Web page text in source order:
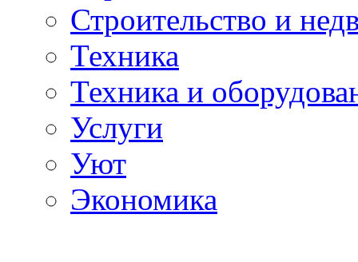
Строительство и
Техника
Техника и
Услуги
Уют
Экономика